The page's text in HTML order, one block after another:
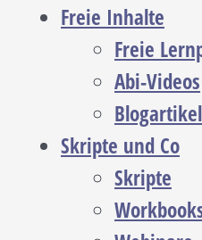
Freie Inhalte
Freie
Abi-Videos
Skripte und Co
Skripte